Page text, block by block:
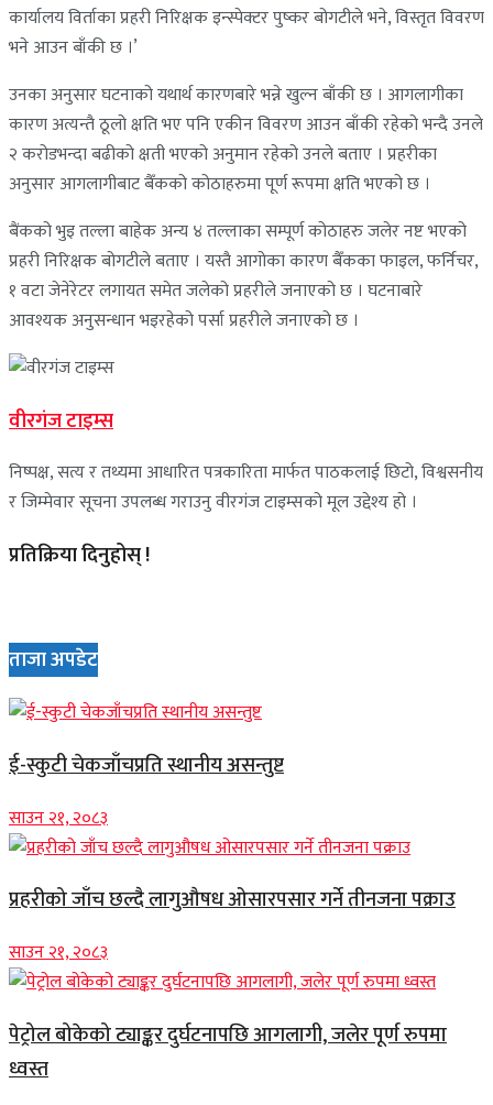
कार्यालय विर्ताका प्रहरी निरिक्षक इन्स्पेक्टर पुष्कर बोगटीले भने, विस्तृत विवरण
भने आउन बाँकी छ ।’
उनका अनुसार घटनाको यथार्थ कारणबारे भन्ने खुल्न बाँकी छ । आगलागीका
कारण अत्यन्तै ठूलो क्षति भए पनि एकीन विवरण आउन बाँकी रहेको भन्दै उनले
२ करोडभन्दा बढीको क्षती भएको अनुमान रहेको उनले बताए । प्रहरीका
अनुसार आगलागीबाट बैँकको कोठाहरुमा पूर्ण रूपमा क्षति भएको छ ।
बैंकको भुइ तल्ला बाहेक अन्य ४ तल्लाका सम्पूर्ण कोठाहरु जलेर नष्ट भएको
प्रहरी निरिक्षक बोगटीले बताए । यस्तै आगोका कारण बैँकका फाइल, फर्निचर,
१ वटा जेनेरेटर लगायत समेत जलेको प्रहरीले जनाएको छ । घटनाबारे
आवश्यक अनुसन्धान भइरहेको पर्सा प्रहरीले जनाएको छ ।
वीरगंज टाइम्स
निष्पक्ष, सत्य र तथ्यमा आधारित पत्रकारिता मार्फत पाठकलाई छिटो, विश्वसनीय
र जिम्मेवार सूचना उपलब्ध गराउनु वीरगंज टाइम्सको मूल उद्देश्य हो ।
प्रतिक्रिया दिनुहोस् !
ताजा अपडेट
ई-स्कुटी चेकजाँचप्रति स्थानीय असन्तुष्ट
साउन २१, २०८३
प्रहरीको जाँच छल्दै लागुऔषध ओसारपसार गर्ने तीनजना पक्राउ
साउन २१, २०८३
पेट्रोल बोकेको ट्याङ्कर दुर्घटनापछि आगलागी, जलेर पूर्ण रुपमा
ध्वस्त